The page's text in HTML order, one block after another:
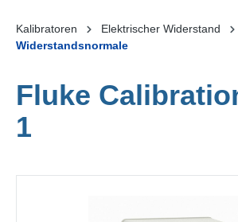
Kalibratoren
Elektrischer Widerstand
Widerstandsnormale
Fluke
1